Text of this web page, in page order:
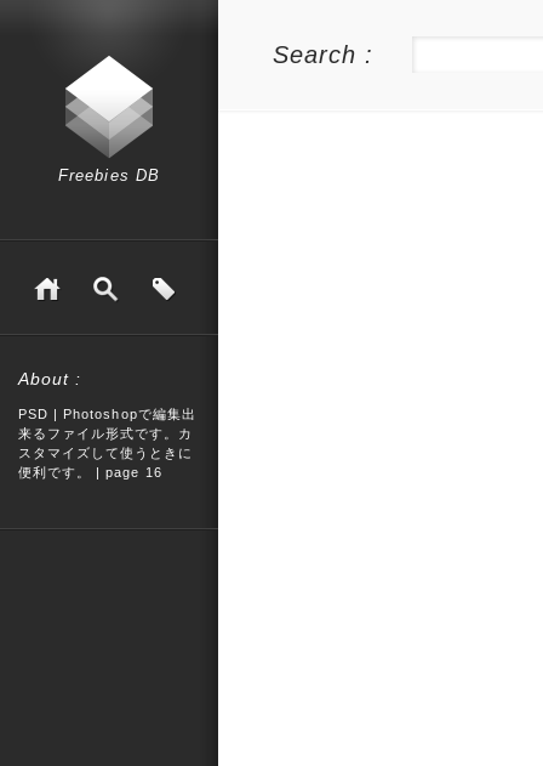
Freebies DB
About :
PSD | Photoshopで編集出
来るファイル形式です。カ
スタマイズして使うときに
便利です。 | page 16
Search :